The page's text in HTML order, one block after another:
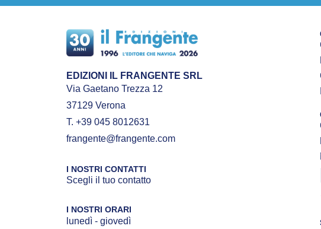
EDIZIONI IL FRANGENTE SRL
Via Gaetano Trezza 12
37129 Verona
T. +39 045 8012631
frangente@frangente.com
I NOSTRI CONTATTI
Scegli il tuo contatto
I NOSTRI ORARI
lunedì - giovedì